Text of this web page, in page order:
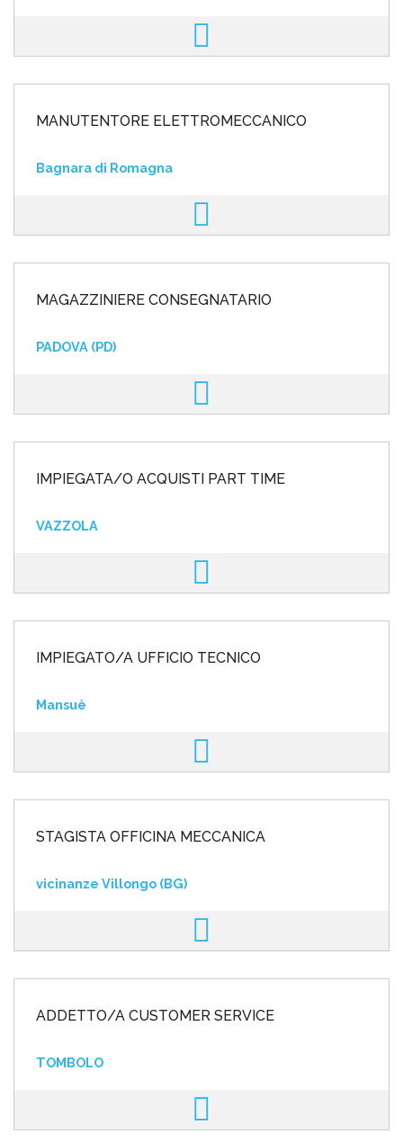
MANUTENTORE ELETTROMECCANICO
Bagnara di Romagna
MAGAZZINIERE CONSEGNATARIO
PADOVA (PD)
IMPIEGATA/O ACQUISTI PART TIME
VAZZOLA
IMPIEGATO/A UFFICIO TECNICO
Mansuè
STAGISTA OFFICINA MECCANICA
vicinanze Villongo (BG)
ADDETTO/A CUSTOMER SERVICE
TOMBOLO